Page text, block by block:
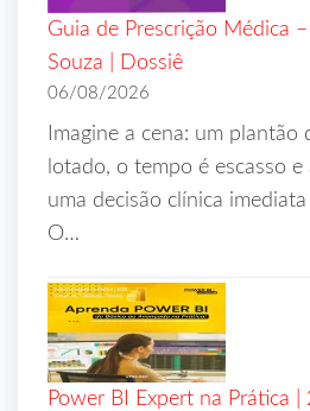
Guia de Prescrição Médica
Souza | Dossiê
06/08/2026
Imagine a cena: um plantão
lotado, o tempo é escasso
uma decisão clínica
O…
Power BI Expert na Prática |